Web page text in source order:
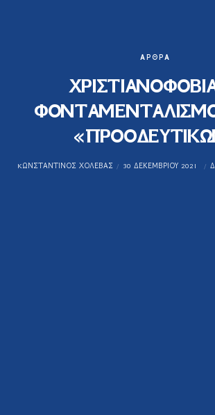
ΆΡΘΡΑ
KΩΝΣΤΑΝΤΊΝΟΣ ΧΟΛΈΒΑΣ 30 ΔΕΚΕΜΒΡΊΟΥ 2021